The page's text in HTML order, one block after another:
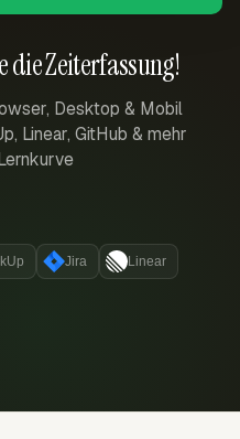
die Zeiterfassung!
Desktop & Mobil
Linear, GitHub & mehr
Jira Linear